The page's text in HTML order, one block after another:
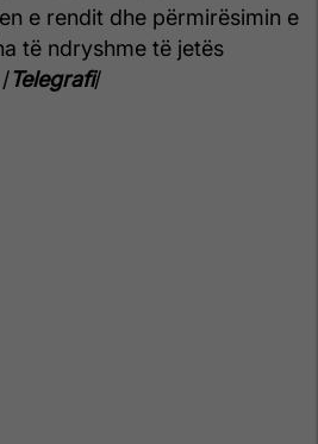
e rendit dhe përmirësimin e
të ndryshme të jetës
Telegrafi/